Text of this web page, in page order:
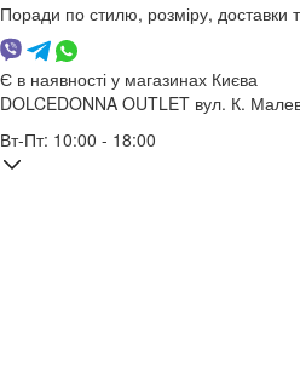
Поради по стилю, розміру, доставки
Є в наявності у магазинах Києва
DOLCEDONNA OUTLET вул. К.
Вт-Пт: 10:00 - 18:00